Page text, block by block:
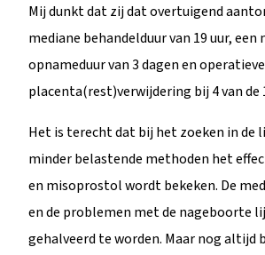
Mij dunkt dat zij dat overtuigend
mediane behandelduur van 19 uur, een
opnameduur van 3 dagen en operatieve
placenta(rest)verwijdering bij 4 van de
Het is terecht dat bij het zoeken in de
minder belastende methoden het
en misoprostol wordt bekeken. De
en de problemen met de nageboorte
gehalveerd te worden. Maar nog altijd